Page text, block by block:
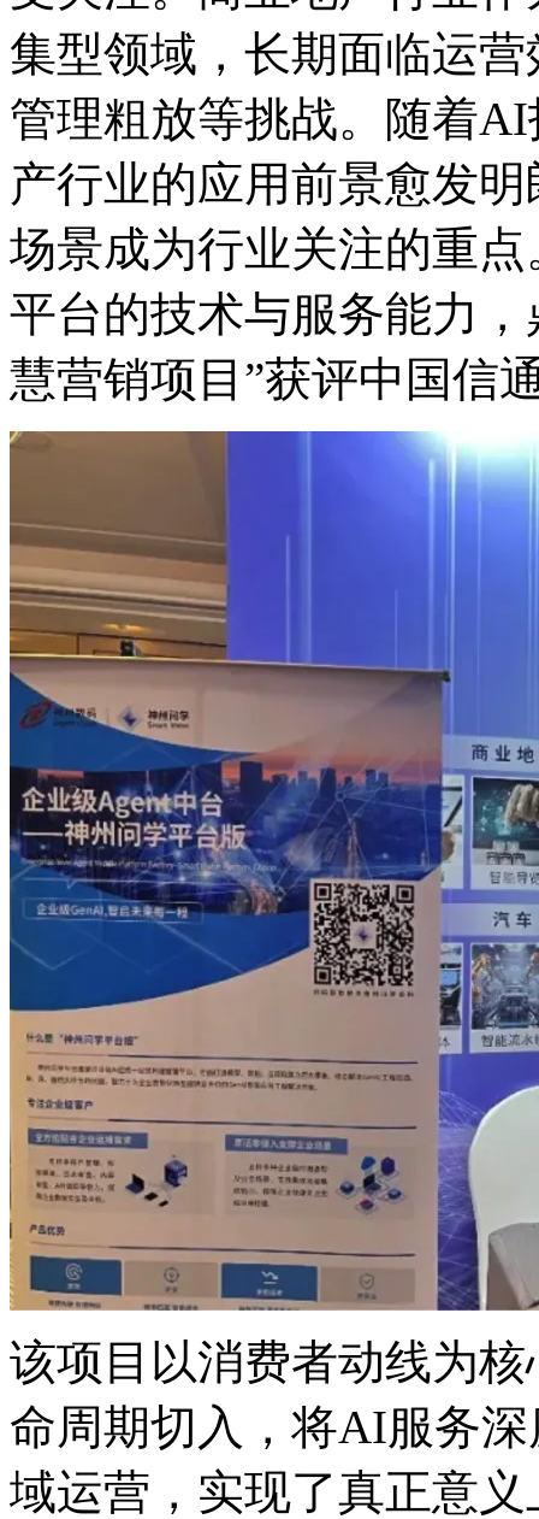
集型领域，长期面临运营
管理粗放等挑战。随着AI
产行业的应用前景愈发明
场景成为行业关注的重点
平台的技术与服务能力
慧营销项目”获评中国信
该项目以消费者动线为核
命周期切入，将AI服
域运营，实现了真正意